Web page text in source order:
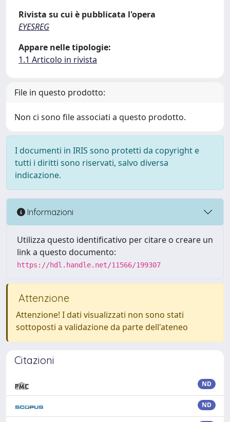
Rivista su cui è pubblicata l'opera
EYESREG
Appare nelle tipologie:
1.1 Articolo in rivista
File in questo prodotto:
Non ci sono file associati a questo prodotto.
I documenti in IRIS sono protetti da copyright e
tutti i diritti sono riservati, salvo diversa
indicazione.
Informazioni
Utilizza questo identificativo per citare o creare un
link a questo documento:
https://hdl.handle.net/11566/199307
Attenzione
Attenzione! I dati visualizzati non sono stati
sottoposti a validazione da parte dell'ateneo
Citazioni
ND
ND